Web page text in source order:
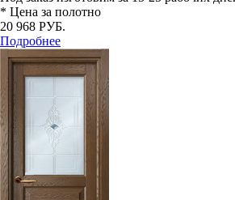
* Цена за полотно
20 968 РУБ.
Подробнее